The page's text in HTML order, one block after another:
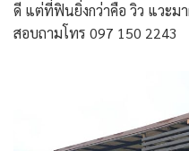
ดี แต่ที่ฟินยิ่งกว่าคือ วิว แวะม
สอบถามโทร 097 150 2243